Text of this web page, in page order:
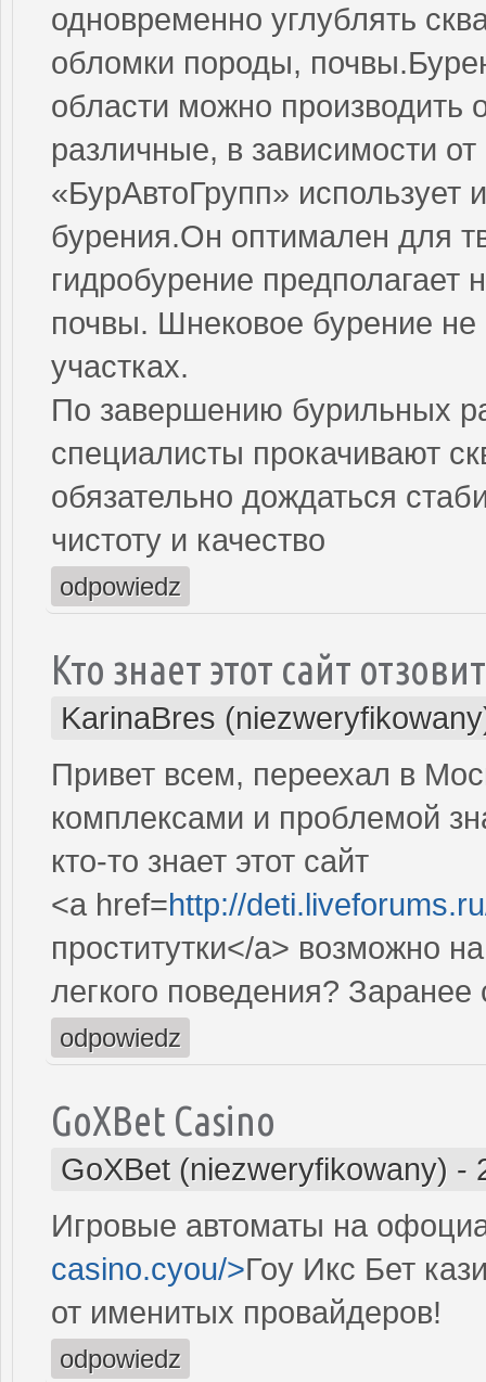
одновременно углублять
обломки породы,
области можно производить
различные, в зависимости
«БурАвтоГрупп» использует
бурения.Он оптимален для
гидробурение предполагает
почвы. Шнековое бурение
участках.
По завершению бурильных
специалисты прокачивают
обязательно дождаться
чистоту и качество
odpowiedz
Кто знает этот сайт
KarinaBres
Привет всем, переехал в
комплексами и проблемой
кто-то знает этот сайт
<a href=http://
проститутки</a> возможно
легкого поведения? Заранее
odpowiedz
GoXBet Casino
GoXBet (niezweryfikowany) -
Игровые автоматы на
casino.cyou/>Гоу Икс Бет
от именитых провайдеров!
odpowiedz